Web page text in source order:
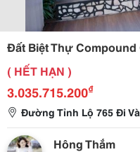
Đất Biệt Thự Compound
( HẾT HẠN )
3.035.715.200₫
Đường Tỉnh Lộ 765 Đi
Hông Thắm